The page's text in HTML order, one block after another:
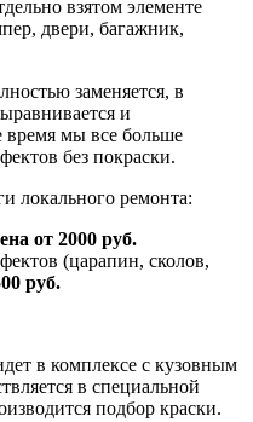
взятом элементе
двери, багажник,
заменяется, в
и
время мы все больше
без покраски.
локального ремонта:
от 2000 руб.
(царапин, сколов,
руб.
в комплексе с кузовным
в специальной
подбор краски.